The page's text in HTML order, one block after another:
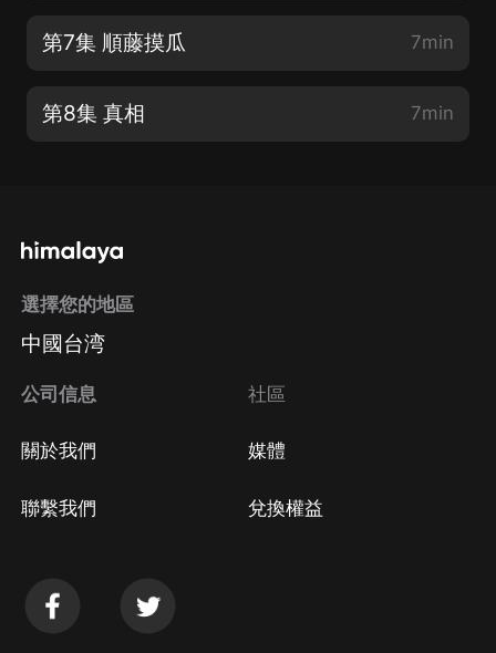
第7集 順藤摸瓜 7min
第8集 真相 7min
選擇您的地區
中國台湾
公司信息
關於我們
聯繫我們
社區
媒體
兌換權益